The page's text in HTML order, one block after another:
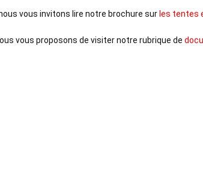
vous invitons lire notre brochure sur les tentes
vous proposons de visiter notre rubrique de